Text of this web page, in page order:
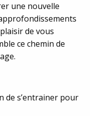
une nouvelle
de vous
ce chemin de
de s’entrainer pour